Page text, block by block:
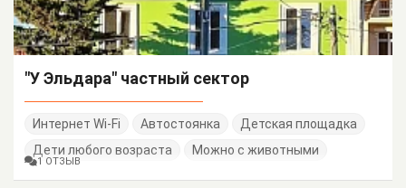
"У Эльдара" частный сектор
Интернет Wi-Fi Автостоянка
Детская площадка
Дети любого возраста
Можно с животными
1 ОТЗЫВ